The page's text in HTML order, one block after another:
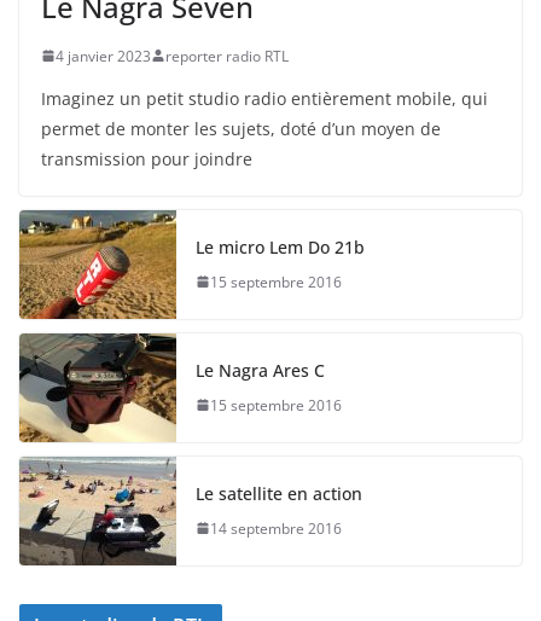
4 janvier 2023 reporter radio RTL
Imaginez un petit studio radio entièrement mobile, qui
permet de monter les sujets, doté d’un moyen de
transmission pour joindre
Le micro Lem Do 21b
15 septembre 2016
Le Nagra Ares C
15 septembre 2016
Le satellite en action
14 septembre 2016